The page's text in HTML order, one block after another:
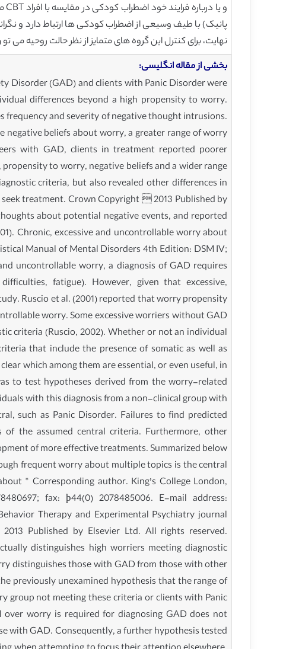
پانیک) با طیف وسیعی از اضطراب کودکی ها ارتباط دارد و
نهایت، برای کنترل این گروه های متمایز از نظر حالت روحیه
بخشی از مقاله انگلیسی:
itself, or are more likely to occur in those meeting current criteria for GAD as assessed by clinical interview has not previously been examined. It is possible that it is only the emotional symptoms that are presently required for diagnosis of GAD which distinguish those meeting diagnostic criteria for GAD from others with equally intrusive and uncontrollable worries about similarly diverse topics. We assessed this possibility by comparing GAD and matched high worriers using standard questionnaire measures of trait anxiety (State-Trait Anxiety Inventory Trait version; STAI-T; Spielberger, Gorsuch, Lushene, Vagg, & Jacobs, 1983) and depression (Beck Depression Inventory; BDI; Beck & Steer, 1987). (5) Finally, not all those meeting criteria for GAD enter or even seek treatment and it is unclear how those not seeking help differ from similarly diagnosed groups in treatment, or for that matter from high worriers not so diagnosed. Little is known about the factors influencing individuals with similar symptoms to enter treatment or otherwise, but one obvious possibility is that those seeking treatment are experiencing greater severity in the worry-related or emotional symptoms discussed above. Another previously suggested hypothesis to be tested here is that the perceived failure of control over intrusive negative thoughts in worry is the critical factor leading high worriers to seek help (Mathews, 1990). In earlier work, Ruscio and Borkovec (2004) addressed some (but not all) of the issues discussed above, by individually matching pairs on overall worry severity (based on their Penn State Worry Questionnaire scores; PSWQ; Meyer, Miller, Metzger, & Borkovec, 1990), with one of each pair meeting GAD criteria (as assessed using the Generalized Anxiety Disorder-Questionnaire; GAD-Q-IV; Newman et al., 2002), while the other did not. Rather than relying on reported inability to control worry, Ruscio and Borkovec (2004) used a behavioural test in which participants attended to their breathing before and after instructed worry (cf. Borkovec, Robinson, Pruzinsky, & DePree, 1983), and when signalled on four occasions participants reported if they had been distracted by a negative, positive or neutral thought at the time of the signal. Those with a GAD diagnosis (based on questionnaire) were more likely to report a negative thought than were others not so diagnosed, but only on the first occasion immediately followinginstructed worry. Although consistentwith impaired control in GAD the effect was surprisingly short-lived, so that reported lack of control may be more perceived than real and could partly reflect stronger negative beliefs about worry in the GAD group. Part of the present study (see Section 2 above) was similarly directed to the question of whether the characteristics of worry in clients diagnosed with GAD differ from those in a group of volunteers matched on overall reported worry severity. However, to further examine whether these groups differed in perceived or real ability to control thoughts (or both) we included a questionnaire measure of perceived control (Attentional Control Scale: Derryberry & Reed, 2002), and increased the frequency of thought samples in the behavioural worry measure to enhance sensitivity to actual control differences. Thought intrusions were also categorised in terms of valence by an assessor who was not info